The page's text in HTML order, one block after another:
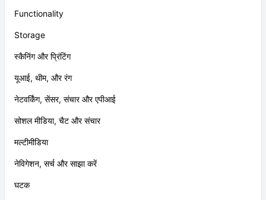
Functionality
Storage
स्कैनिंग और प्रिंटिंग
यूआई, थीम, और रंग
नेटवर्किंग, सेंसर, संचार और एपीआई
सोशल मीडिया, चैट और संचार
मल्टीमीडिया
नेविगेशन, सर्च और साझा करें
घटक